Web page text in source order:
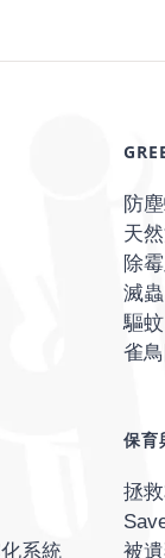
系統
防
天
除
滅
驅
雀
保育
拯
被